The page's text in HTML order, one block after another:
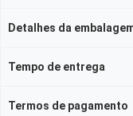
Detalhes da
Tempo de entrega
Termos de pagamento